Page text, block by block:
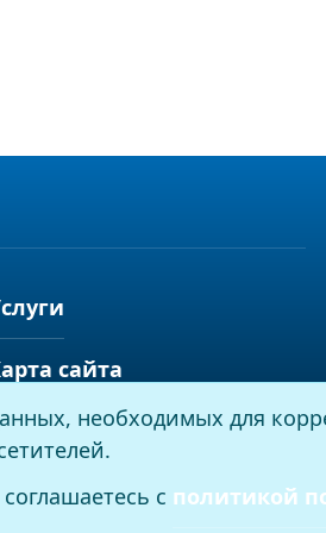
сайта
необходимых для
с политикой